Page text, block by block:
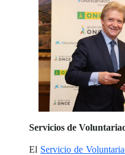
Servicios de
El Servicio de